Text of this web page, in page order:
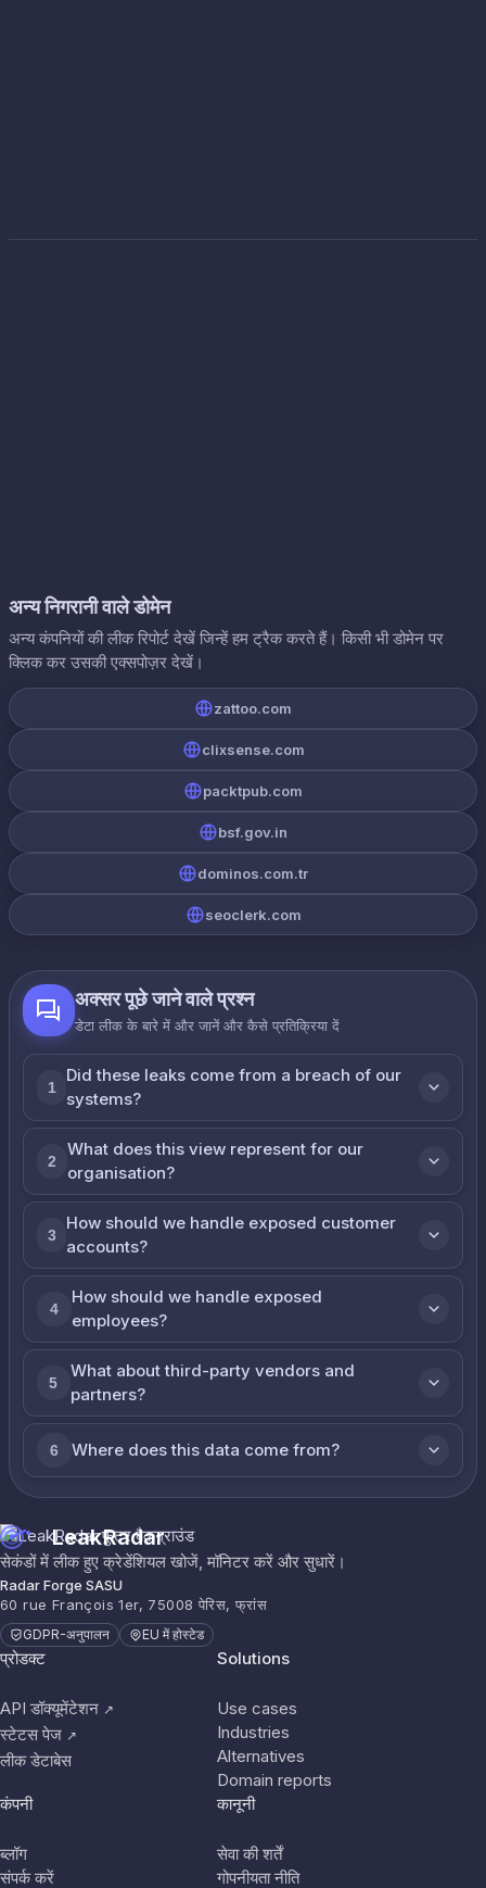
अन्य निगरानी वाले डोमेन
अन्य कंपनियों की लीक रिपोर्ट देखें जिन्हें हम ट्रैक करते हैं। किसी भी डोमेन पर
क्लिक कर उसकी एक्सपोज़र देखें।
zattoo.com
clixsense.com
packtpub.com
bsf.gov.in
dominos.com.tr
seoclerk.com
अक्सर पूछे जाने वाले प्रश्न
डेटा लीक के बारे में और जानें और कैसे प्रतिक्रिया दें
1
Did these leaks come from a breach of our
systems?
2
What does this view represent for our
organisation?
3
How should we handle exposed customer
accounts?
4
How should we handle exposed
employees?
5
What about third-party vendors and
partners?
6 Where does this data come from?
LeakRadar
सेकंडों में लीक हुए क्रेडेंशियल खोजें, मॉनिटर करें और सुधारें।
Radar Forge SASU
60 rue François 1er, 75008 पेरिस, फ्रांस
GDPR-अनुपालन EU में होस्टेड
प्रोडक्ट
API डॉक्यूमेंटेशन ↗
स्टेटस पेज ↗
लीक डेटाबेस
Solutions
Use cases
Industries
Alternatives
Domain reports
कंपनी
ब्लॉग
संपर्क करें
कानूनी
सेवा की शर्तें
गोपनीयता नीति